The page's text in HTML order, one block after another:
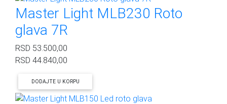
Master Light MLB230 Roto
glava 7R
RSD 53.500,00
RSD 44.840,00
DODAJTE U KORPU